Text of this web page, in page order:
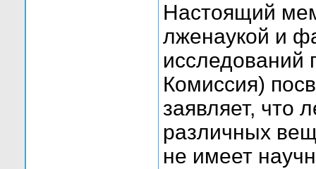
Настоящий
лженаукой и
Комиссия)
заявляет, что
различных
не имеет